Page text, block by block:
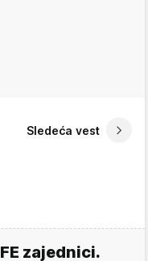
Sledeća vest
zajednici.